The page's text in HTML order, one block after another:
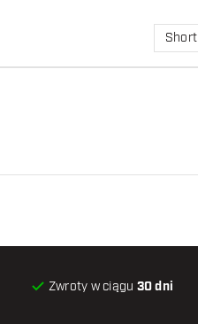
Short
Zwroty w ciągu 30 dni